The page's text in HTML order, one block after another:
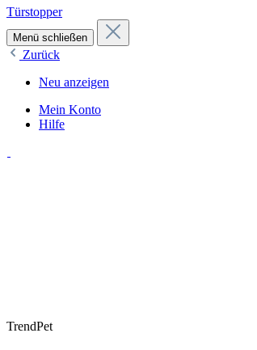
Türstopper
Menü schließen
Zurück
Neu anzeigen
Mein Konto
Hilfe
TrendPet